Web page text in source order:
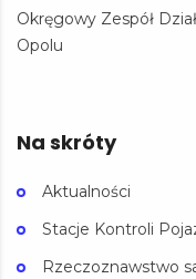
Okręgowy Zespół
Opolu
Na skróty
Aktualności
Stacje Kontroli
Rzeczoznawstwo